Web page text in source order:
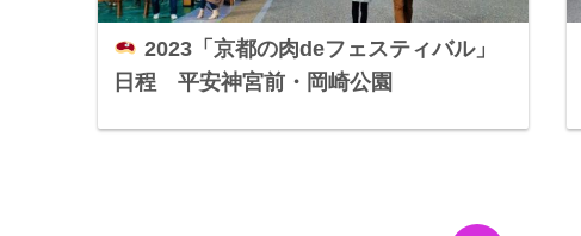
2023「京都の肉deフェスティバル」
日程 平安神宮前・岡崎公園